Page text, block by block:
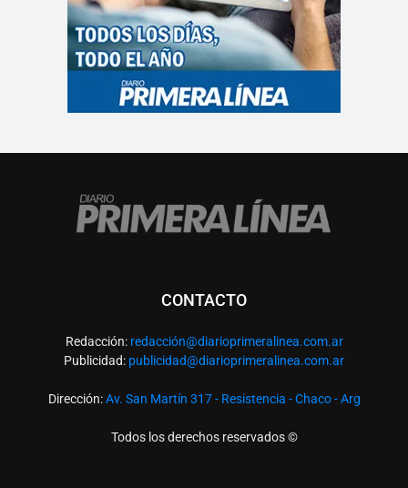
CONTACTO
Redacción: redacción@diarioprimeralinea.com.ar
Publicidad: publicidad@diarioprimeralinea.com.ar
Dirección:Av. San Martín 317 - Resistencia - Chaco - Arg
Todos los derechos reservados ©